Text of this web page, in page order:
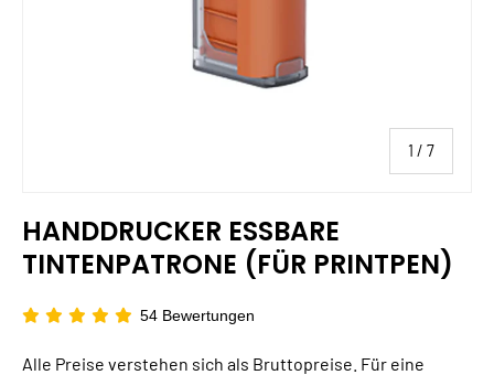
1 / von
7
HANDDRUCKER ESSBARE
TINTENPATRONE (FÜR PRINTPEN)
54 Bewertungen
Alle Preise verstehen sich als Bruttopreise. Für eine